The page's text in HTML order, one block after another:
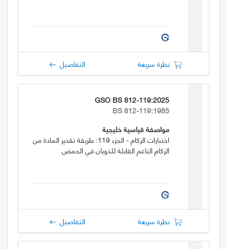
نظرة سريعة التفاصيل
GSO BS 812-119:2025
BS 812-119:1985
مواصفة قياسية خليجية
اختبارات الركام - الجزء 119: طريقة تقدير المادة من
الركام الناعم القابلة للذوبان في الحمض
نظرة سريعة التفاصيل